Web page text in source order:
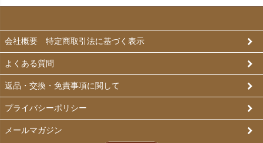
会社概要 特定商取引法に基づく表示
よくある質問
返品・交換・免責事項に関して
プライバシーポリシー
メールマガジン